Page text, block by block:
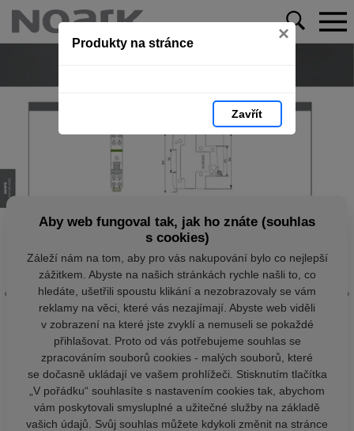
Produkty na stránce ×
Zavřít
Aby web fungoval tak, jak ho znáte (souhlas
s cookies)
Záleží nám na tom, aby pro vás nakupování bylo co nejlepší
zážitkem. Abyste na našich stránkách rychle našli to, co
hledáte, ušetřili spoustu klikání a nezobrazovaly se vám
reklamy na věci, které vás nezajímají. Abyste web viděli
v zobrazení na které jste zvyklí a nemuseli se pokaždé
přihlašovat. Proto od vás potřebujeme souhlas se
zpracováním souborů cookies - malých souborů, které
se dočasně ukládají ve vašem prohlížeči. Stisknutím tlačítka
„V pořádku“ souhlasíte s nastavením cookies tak, abychom
vám poskytovali smysluplné a užitečné služby na základě
vašich údajů. Svůj souhlas můžete kdykoli změnit na stránce